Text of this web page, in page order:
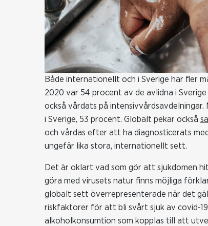
Både internationellt och i Sverige har fler
2020 var 54 procent av de avlidna i Sverige
också vårdats på
i Sverige, 53 procent. Globalt pekar också
och vårdas efter att ha diagnosticerats
ungefär lika stora, internationellt sett.
Det är oklart vad som gör att sjukdomen
göra med virusets natur finns möjliga
globalt sett överrepresenterade när det
riskfaktorer för att bli svårt sjuk av covid-
alkoholkonsumtion som kopplas till att